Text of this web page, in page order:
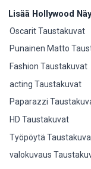
Lisää Hollywood
Oscarit Taustakuvat
Punainen Matto
Fashion Taustakuvat
acting Taustakuvat
Paparazzi
HD Taustakuvat
Työpöytä
valokuvaus